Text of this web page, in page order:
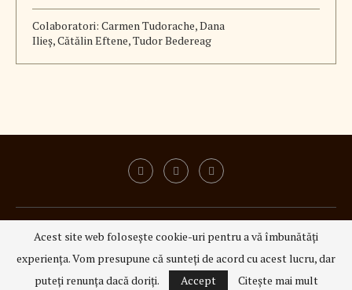
Colaboratori: Carmen Tudorache, Dana
Ilieș, Cătălin Eftene, Tudor Bedereag
@2023 - All Right Reserved.3Q Media
INAPOI SUS
Acest site web folosește cookie-uri pentru a vă îmbunătăți
experiența. Vom presupune că sunteți de acord cu acest lucru, dar
puteți renunța dacă doriți.
Accept Citeşte mai mult